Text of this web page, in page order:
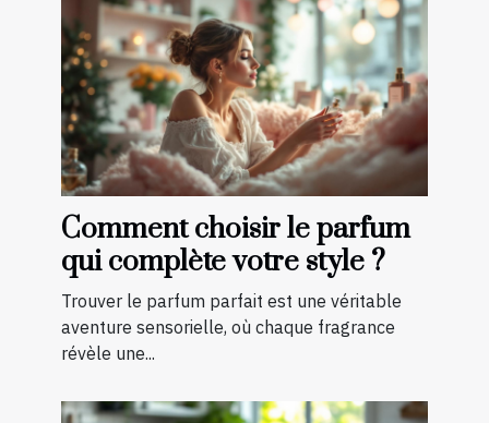
Comment choisir le parfum
qui complète votre style ?
Trouver le parfum parfait est une véritable
aventure sensorielle, où chaque fragrance
révèle une...